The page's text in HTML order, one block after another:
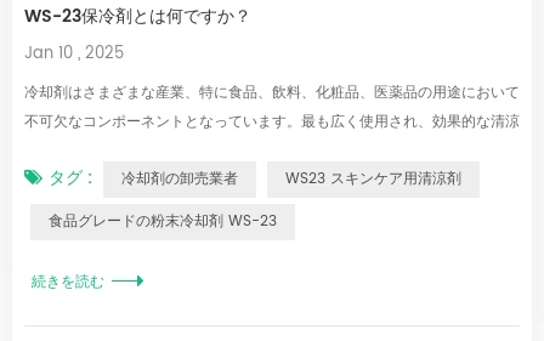
品：歯磨き粉、経口製品、芳香剤、スキンクリーム、シェービングクリー
ム、シャンプー、日焼け止め、シャワークリーム. 3.食品：菓子、チョコレ
ート、乳製品、ビール、蒸留酒、飲料、チューインガム. 4.薬：リンクタ
ス、炎症軟膏...
WS-23保冷剤とは何ですか？
Jan 10 , 2025
冷却剤はさまざまな産業、特に食品、飲料、化粧品、医薬品の用途において
不可欠なコンポーネントとなっています。最も広く使用され、効果的な清涼
なく、すっきりとした持続的な清涼感を提供することで知られています。こ
こでは、WS-23 冷却剤の特性、用途、利点を紹介し、最新の製品配合にお
ントールの冷却効果を模倣するように設計された合成清涼剤のクラスに属し
ます。メンソールとは異なり、WS-23 はニュートラルな清涼感を提供し、
タグ : 冷却剤の卸売業者
WS23 スキンケア用清涼剤
食品グレードの粉末冷却剤 WS-23
続きを読む